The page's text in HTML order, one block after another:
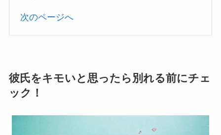
次のページへ
彼氏をキモいと思ったら別れる前にチェ
ック！